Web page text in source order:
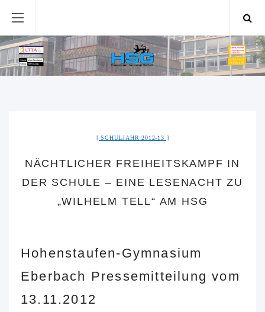
SCHULJAHR 2012-13
NÄCHTLICHER FREIHEITSKAMPF IN
DER SCHULE – EINE LESENACHT ZU
„WILHELM TELL“ AM HSG
Hohenstaufen-Gymnasium
Eberbach Pressemitteilung vom
13.11.2012